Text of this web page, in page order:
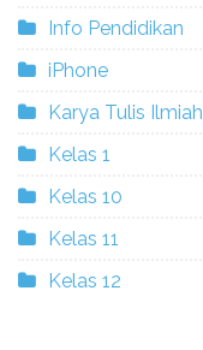
Info Pendidikan
iPhone
Karya Tulis Ilmiah
Kelas 1
Kelas 10
Kelas 11
Kelas 12